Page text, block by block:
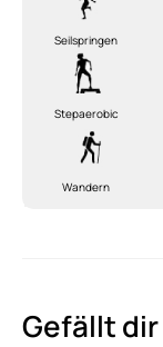
Seilspringen
Stepaerobic
Wandern
Gefällt dir